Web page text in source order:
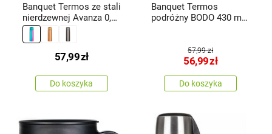
Banquet Termos ze stali
nierdzewnej Avanza 0,5
l, tęczowy matowy
57,99zł
Do koszyka
Banquet Termos
podróżny BODO 430 ml,
57,99 zł
56,99zł
Do koszyka